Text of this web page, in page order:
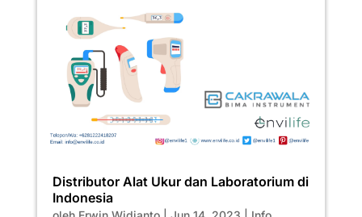
Distributor Alat Ukur dan Laboratorium di
Indonesia